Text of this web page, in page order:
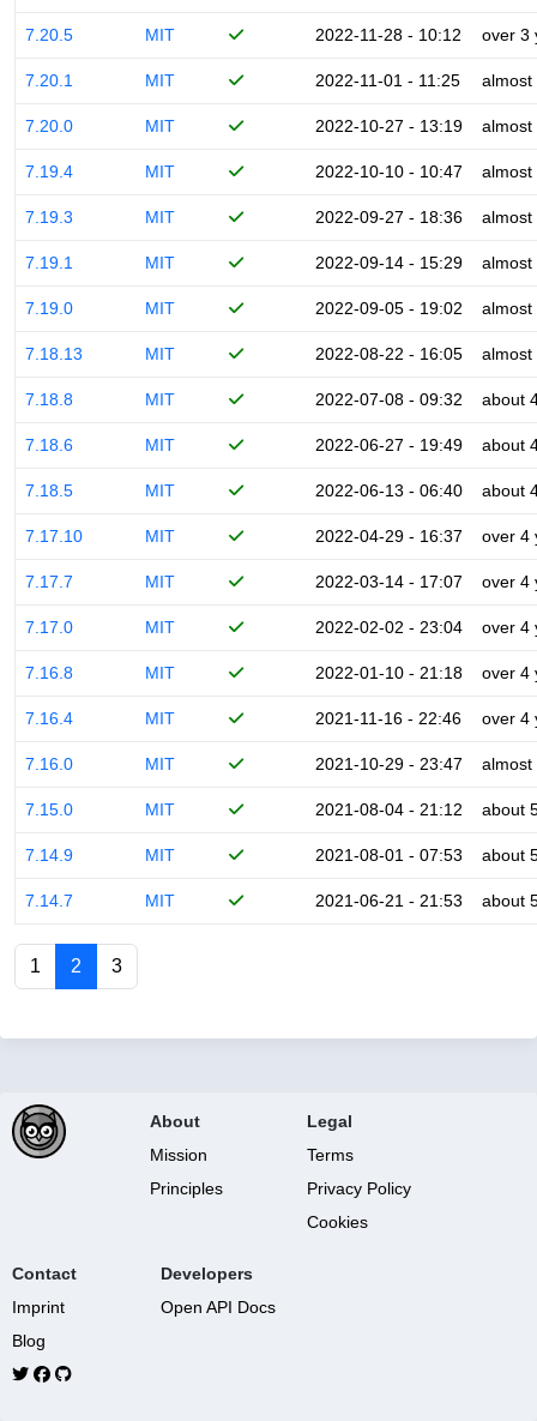
7.20.5 MIT 2022-11-28 - 10:12 over 3
7.20.1 MIT 2022-11-01 - 11:25 almost
7.20.0 MIT 2022-10-27 - 13:19 almost
7.19.4 MIT 2022-10-10 - 10:47 almost
7.19.3 MIT 2022-09-27 - 18:36 almost
7.19.1 MIT 2022-09-14 - 15:29 almost
7.19.0 MIT 2022-09-05 - 19:02 almost
7.18.13 MIT 2022-08-22 - 16:05 almost
7.18.8 MIT 2022-07-08 - 09:32 about
7.18.6 MIT 2022-06-27 - 19:49 about
7.18.5 MIT 2022-06-13 - 06:40 about
7.17.10 MIT 2022-04-29 - 16:37 over 4
7.17.7 MIT 2022-03-14 - 17:07 over 4
7.17.0 MIT 2022-02-02 - 23:04 over 4
7.16.8 MIT 2022-01-10 - 21:18 over 4
7.16.4 MIT 2021-11-16 - 22:46 over 4
7.16.0 MIT 2021-10-29 - 23:47 almost
7.15.0 MIT 2021-08-04 - 21:12 about
7.14.9 MIT 2021-08-01 - 07:53 about
7.14.7 MIT 2021-06-21 - 21:53 about
1 2 3
About
Mission
Principles
Legal
Terms
Privacy Policy
Cookies
Contact
Imprint
Blog
Developers
Open API Docs